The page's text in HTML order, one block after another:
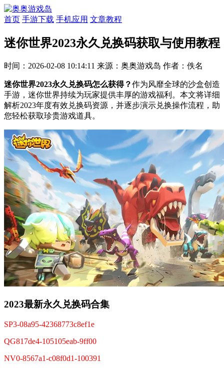
首页 手游下载 手机应用 文章教程
迷你世界2023永久兑换码获取与使用教程
时间：2026-02-08 10:14:11 来源：奥奥游戏岛 作者：佚名
迷你世界2023永久兑换码怎么获得？作为风靡全球的沙盒创造
手游，迷你世界持续为玩家提供丰厚的游戏福利。本文将详细
解析2023年度有效兑换码资源，并逐步演示兑换操作流程，助
您轻松获取珍贵游戏道具。
2023最新永久兑换码合集
SP3-08a95-42368773c8ef1e
QG817de4-105105eab-9ff00
NV0-8567a1-c08f0d1-100391